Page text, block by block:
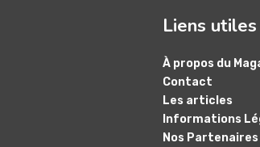
Liens utiles
À propos du
Contact
Les articles
Informations
Nos Partenaires